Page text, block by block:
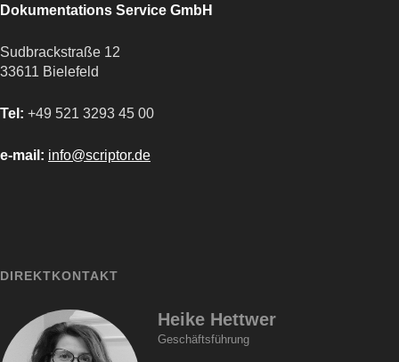
Dokumentations Service GmbH
Sudbrackstraße 12
33611 Bielefeld
Tel: +49 521 3293 45 00
e-mail: info@scriptor.de
DIREKTKONTAKT
Heike Hettwer
Geschäftsführung